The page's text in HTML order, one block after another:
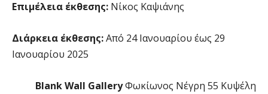
Επιμέλεια έκθεσης: Νίκος Καψιάνης
Διάρκεια έκθεσης:Από 24 Ιανουαρίου έως 29
Ιανουαρίου 2025
Blank Wall GalleryΦωκίωνος Νέγρη 55 Κυψέλη